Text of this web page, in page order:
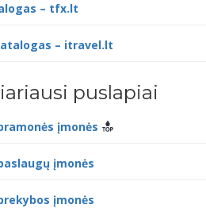
– tfx.lt
– itravel.lt
puslapiai
įmonės
įmonės
įmonės